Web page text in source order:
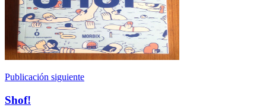
Publicación siguiente
Shof!